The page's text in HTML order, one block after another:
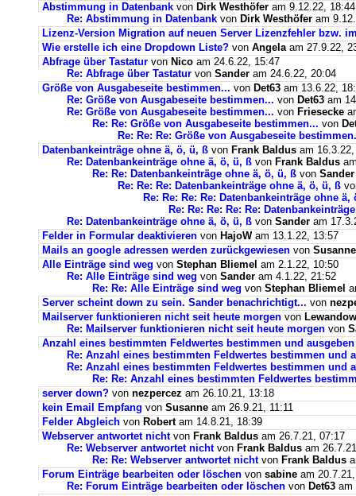
Abstimmung in Datenbank von Dirk Westhöfer am 9.12.22, 18:44
Re: Abstimmung in Datenbank von Dirk Westhöfer am
Lizenz-Version Migration auf neuen Server Lizenzfehler bzw.
Wie erstelle ich eine Dropdown Liste? von Angela am 27.9.22,
Abfrage über Tastatur von Nico am 24.6.22, 15:47
Re: Abfrage über Tastatur von Sander am 24.6.22, 20:04
Größe von Ausgabeseite bestimmen... von Det63 am 13.6.22,
Re: Größe von Ausgabeseite bestimmen... von Det63 am
Re: Größe von Ausgabeseite bestimmen... von Friesecke
Re: Re: Größe von Ausgabeseite bestimmen... von
Re: Re: Re: Größe von Ausgabeseite
Datenbankeinträge ohne ä, ö, ü, ß von Frank Baldus am
Re: Datenbankeinträge ohne ä, ö, ü, ß von Frank Baldus
Re: Re: Datenbankeinträge ohne ä, ö, ü, ß von Sander
Re: Re: Re: Datenbankeinträge ohne ä, ö, ü, ß
Re: Re: Re: Re: Datenbankeinträge ohne ä,
Re: Re: Re: Re: Re:
Re: Datenbankeinträge ohne ä, ö, ü, ß von Sander am
Felder in Formular deaktivieren von HajoWam 13.1.22, 13:57
Mails an google adressen werden zurückgewiesen von Susanne
Alle Einträge sind weg von Stephan Bliemel am 2.1.22, 10:50
Re: Alle Einträge sind weg von Sander am 4.1.22, 21:52
Re: Re: Alle Einträge sind weg von Stephan Bliemel
Server scheint down zu sein. Sander benachrichtigt... von
Mailserver funktionieren nicht seit heute morgen von
Re: Mailserver funktionieren nicht seit heute morgen von
Anzahl eines bestimmten Feldwertes bestimmen und ausgeben
Re: Anzahl eines bestimmten Feldwertes bestimmen und
Re: Anzahl eines bestimmten Feldwertes bestimmen und
Re: Re: Anzahl eines bestimmten Feldwertes
server down? von nezpercez am 26.10.21, 13:18
kein Email Empfang von Susanne am 26.9.21, 11:11
Felder Abgleich von Robertam 14.8.21, 18:39
Webserver antwortet nichtvon Frank Baldus am 26.7.21, 07:17
Re: Webserver antwortet nichtvon Frank Baldus am
Re: Re: Webserver antwortet nichtvon Frank Baldus
Forum Einträge bearbeiten oder löschen von sabine am
Re: Forum Einträge bearbeiten oder löschen von Det63 am